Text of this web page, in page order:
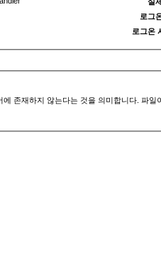
로그
로그온
존재하지 않는다는 것을 의미합니다. 파